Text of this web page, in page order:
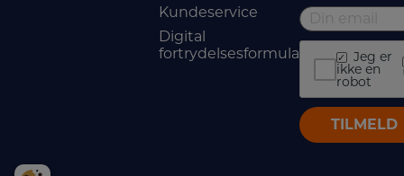
Kundeservice
Digital
fortrydelsesformular
Jeg er
ikke en
robot